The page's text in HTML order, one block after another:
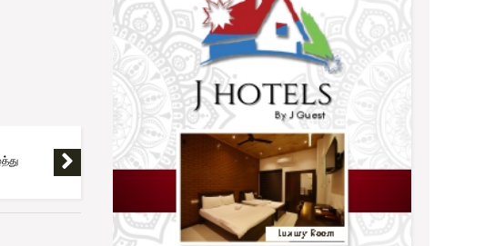
Trending
நிர்ணயிக்கப்பட்ட திகதிகளில் பரீட்சைகள்
நடைபெறும் - ஆணையாளர் நாயகம்